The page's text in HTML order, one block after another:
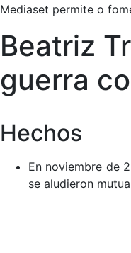
Mediaset permite o
Beatriz
guerra
Hechos
En noviembre de
se aludieron